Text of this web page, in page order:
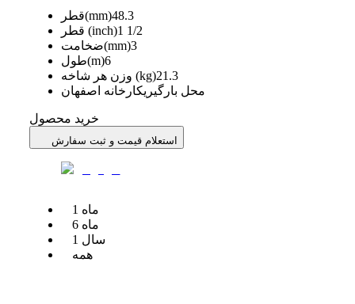
قطر(mm)48.3
قطر (inch)1 1/2
ضخامت(mm)3
طول(m)6
وزن هر شاخه (kg)21.3
محل بارگیریکارخانه اصفهان
خرید محصول
استعلام قیمت و ثبت سفارش
1 ماه
6 ماه
1 سال
همه